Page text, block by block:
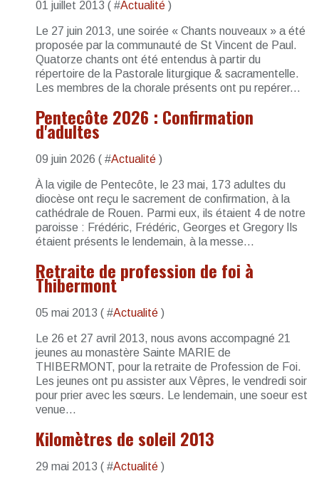
01 juillet 2013 ( #Actualité )
Le 27 juin 2013, une soirée « Chants nouveaux » a été
proposée par la communauté de St Vincent de Paul.
Quatorze chants ont été entendus à partir du
répertoire de la Pastorale liturgique & sacramentelle.
Les membres de la chorale présents ont pu repérer...
Pentecôte 2026 : Confirmation
d'adultes
09 juin 2026 ( #Actualité )
À la vigile de Pentecôte, le 23 mai, 173 adultes du
diocèse ont reçu le sacrement de confirmation, à la
cathédrale de Rouen. Parmi eux, ils étaient 4 de notre
paroisse : Frédéric, Frédéric, Georges et Gregory Ils
étaient présents le lendemain, à la messe...
Retraite de profession de foi à
Thibermont
05 mai 2013 ( #Actualité )
Le 26 et 27 avril 2013, nous avons accompagné 21
jeunes au monastère Sainte MARIE de
THIBERMONT, pour la retraite de Profession de Foi.
Les jeunes ont pu assister aux Vêpres, le vendredi soir
pour prier avec les sœurs. Le lendemain, une soeur est
venue...
Kilomètres de soleil 2013
29 mai 2013 ( #Actualité )